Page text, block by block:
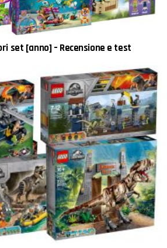
set [anno] – Recensione e test